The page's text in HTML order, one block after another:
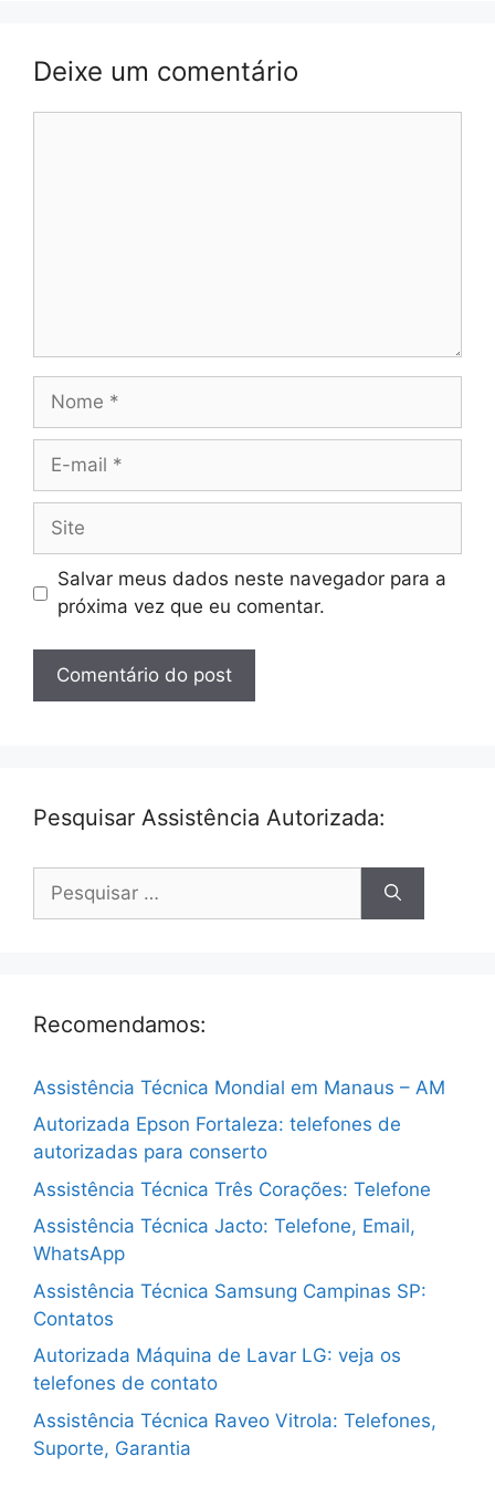
Deixe um comentário
Nome
Site
Salvar meus dados neste navegador para a
próxima vez que eu comentar.
Pesquisar Assistência Autorizada:
por:
Recomendamos:
Assistência Técnica Mondial em Manaus – AM
Autorizada Epson Fortaleza: telefones de
autorizadas para conserto
Assistência Técnica Três Corações: Telefone
Assistência Técnica Jacto: Telefone, Email,
WhatsApp
Assistência Técnica Samsung Campinas SP:
Contatos
Autorizada Máquina de Lavar LG: veja os
telefones de contato
Assistência Técnica Raveo Vitrola: Telefones,
Suporte, Garantia